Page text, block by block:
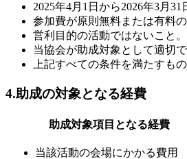
2025年4月1日から2026年3月31
参加費が原則無料または有料
営利目的の活動ではないこと。
当協会が助成対象として適切
上記すべての条件を満たすも
4.助成の対象となる経費
助成対象項目となる経費
当該活動の会場にかかる費用